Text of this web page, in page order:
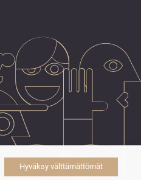
Hyväksy välttämättömät